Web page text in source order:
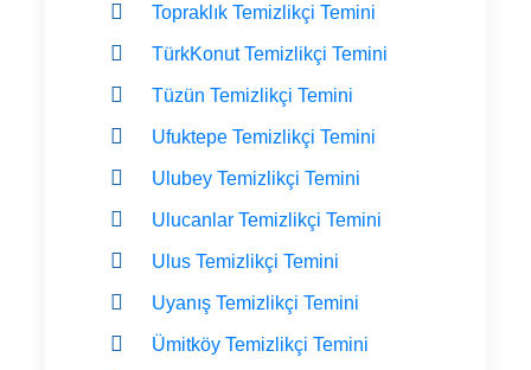
Topraklık Temizlikçi Temini
TürkKonut Temizlikçi Temini
Tüzün Temizlikçi Temini
Ufuktepe Temizlikçi Temini
Ulubey Temizlikçi Temini
Ulucanlar Temizlikçi Temini
Ulus Temizlikçi Temini
Uyanış Temizlikçi Temini
Ümitköy Temizlikçi Temini